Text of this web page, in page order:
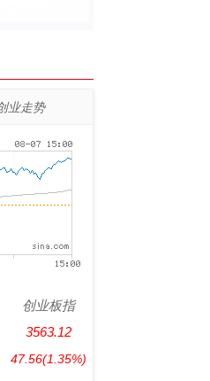
业走势
创业板指
3563.12
47.56(1.35%)